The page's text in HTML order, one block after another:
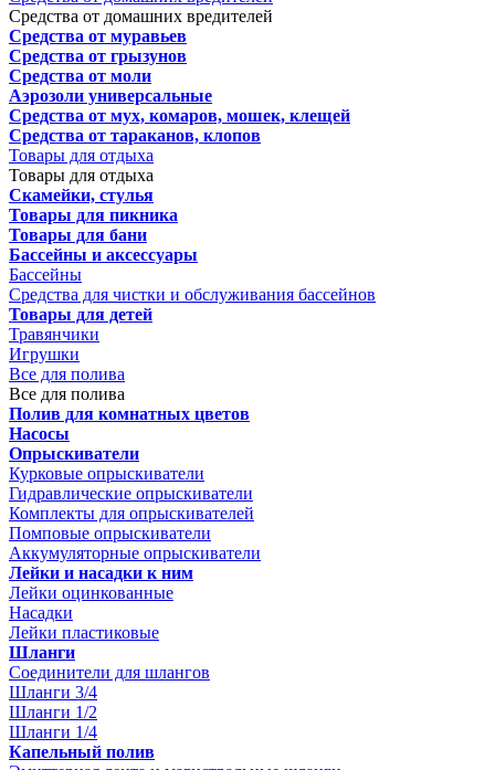
Средства от домашних вредителей
Средства от муравьев
Средства от грызунов
Средства от моли
Аэрозоли универсальные
Средства от мух, комаров, мошек, клещей
Средства от тараканов, клопов
Товары для отдыха
Товары для отдыха
Скамейки, стулья
Товары для пикника
Товары для бани
Бассейны и аксессуары
Бассейны
Средства для чистки и обслуживания бассейнов
Товары для детей
Травянчики
Игрушки
Все для полива
Все для полива
Полив для комнатных цветов
Насосы
Опрыскиватели
Курковые опрыскиватели
Гидравлические опрыскиватели
Комплекты для опрыскивателей
Помповые опрыскиватели
Аккумуляторные опрыскиватели
Лейки и насадки к ним
Лейки оцинкованные
Насадки
Лейки пластиковые
Шланги
Соединители для шлангов
Шланги 3/4
Шланги 1/2
Шланги 1/4
Капельный полив